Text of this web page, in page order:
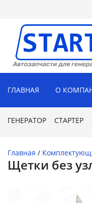
ГЛАВНАЯ О
ГЕНЕРАТОР СТАРТЕР
Главная /
Щетки без